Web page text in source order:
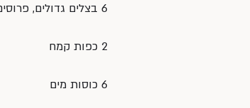
6 בצלים גדולים, פרוסים לטבעות
2 כפות קמח
6 כוסות מים